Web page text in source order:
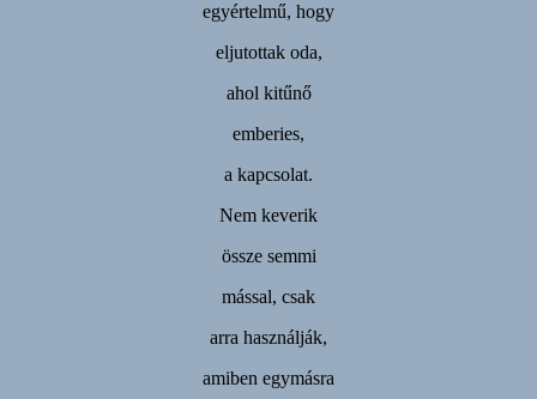
egyértelmű, hogy
eljutottak oda,
ahol kitűnő
emberies,
a kapcsolat.
Nem keverik
össze semmi
mással, csak
arra használják,
amiben egymásra